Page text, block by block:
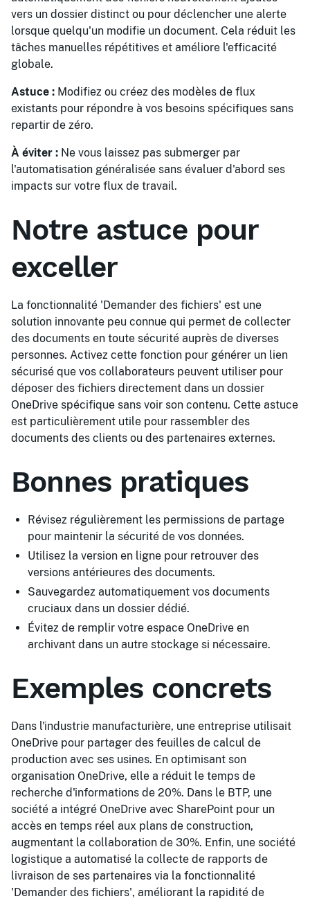
vers un dossier distinct ou pour déclencher une alerte
lorsque quelqu'un modifie un document. Cela réduit les
tâches manuelles répétitives et améliore l'efficacité
globale.
Astuce : Modifiez ou créez des modèles de flux
existants pour répondre à vos besoins spécifiques sans
repartir de zéro.
À éviter : Ne vous laissez pas submerger par
l'automatisation généralisée sans évaluer d'abord ses
impacts sur votre flux de travail.
Notre astuce pour
exceller
La fonctionnalité 'Demander des fichiers' est une
solution innovante peu connue qui permet de collecter
des documents en toute sécurité auprès de diverses
personnes. Activez cette fonction pour générer un lien
sécurisé que vos collaborateurs peuvent utiliser pour
déposer des fichiers directement dans un dossier
OneDrive spécifique sans voir son contenu. Cette astuce
est particulièrement utile pour rassembler des
documents des clients ou des partenaires externes.
Bonnes pratiques
Révisez régulièrement les permissions de partage
pour maintenir la sécurité de vos données.
Utilisez la version en ligne pour retrouver des
versions antérieures des documents.
Sauvegardez automatiquement vos documents
cruciaux dans un dossier dédié.
Évitez de remplir votre espace OneDrive en
archivant dans un autre stockage si nécessaire.
Exemples concrets
Dans l'industrie manufacturière, une entreprise utilisait
OneDrive pour partager des feuilles de calcul de
production avec ses usines. En optimisant son
organisation OneDrive, elle a réduit le temps de
recherche d'informations de 20%. Dans le BTP, une
société a intégré OneDrive avec SharePoint pour un
accès en temps réel aux plans de construction,
augmentant la collaboration de 30%. Enfin, une société
logistique a automatisé la collecte de rapports de
livraison de ses partenaires via la fonctionnalité
'Demander des fichiers', améliorant la rapidité de